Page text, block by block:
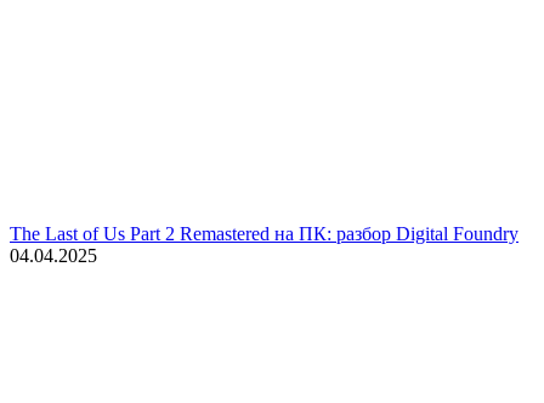
The Last of Us Part 2 Remastered на ПК: разбор Digital Foundry
04.04.2025